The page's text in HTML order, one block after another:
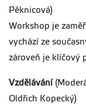
Pěknicová)
Workshop je
vychází ze
zároveň je klíčový
Vzdělávání
Oldřich Kopecký)